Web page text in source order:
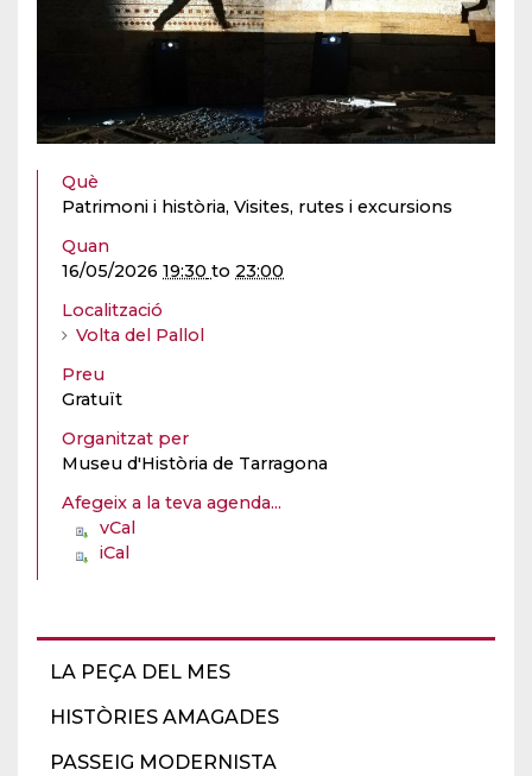
LA PEÇA DEL MES
HISTÒRIES AMAGADES
PASSEIG MODERNISTA
Què
Patrimoni i història, Visites, rutes i excursions
Quan
16/05/2026 19:30 to 23:00
Localització
Volta del Pallol
Preu
Gratuït
Organitzat per
Museu d'Història de Tarragona
Afegeix a la teva agenda...
vCal
iCal